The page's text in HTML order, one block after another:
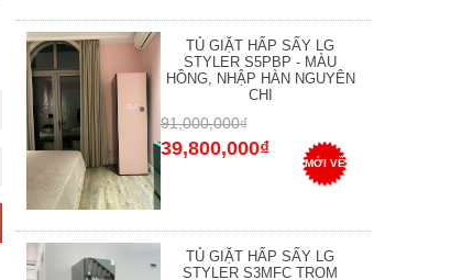
TỦ GIẶT HẤP SẤY LG
STYLER S5PBP - MÀU
HỒNG, NHẬP HÀN NGUYÊN
CHI
91,000,000₫
39,800,000₫
MỚI VỀ
TỦ GIẶT HẤP SẤY LG
STYLER S3MFC TROM